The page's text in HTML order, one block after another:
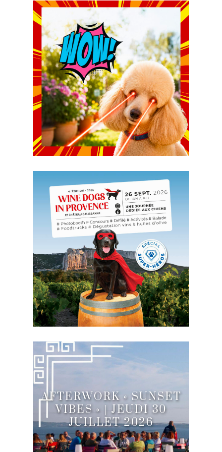
AFTERWORK « SUNSET
VIBES » | JEUDI 30
JUILLET 2026